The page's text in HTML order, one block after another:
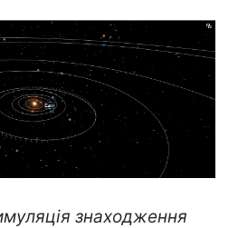
знаходження